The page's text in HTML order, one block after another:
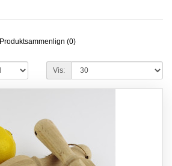
Produktsammenlign (0)
Vis: